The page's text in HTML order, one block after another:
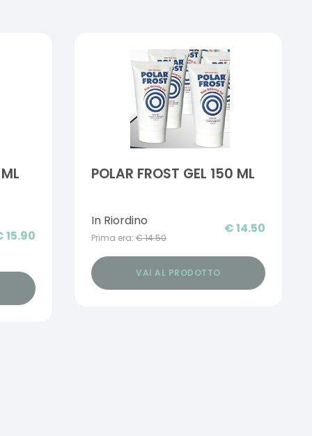
15.90
POLAR FROST GEL 150 ML
In Riordino
Prima era: €14.50
€14.50
VAI AL PRODOTTO